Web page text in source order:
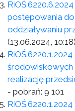
postępowania
oddziaływaniu
(13.06.2024, 10:18)
środowiskowych
realizację
- pobrań: 9 101